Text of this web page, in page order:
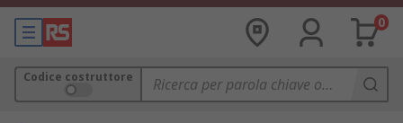
0
Codice costruttore